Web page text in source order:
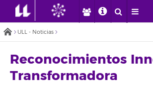
ULL - Noticias
Reconocimientos
Transformadora